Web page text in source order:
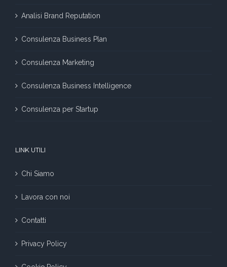
Analisi Brand Reputation
Consulenza Business Plan
Consulenza Marketing
Consulenza Business Intelligence
Consulenza per Startup
LINK UTILI
Chi Siamo
Lavora con noi
Contatti
Privacy Policy